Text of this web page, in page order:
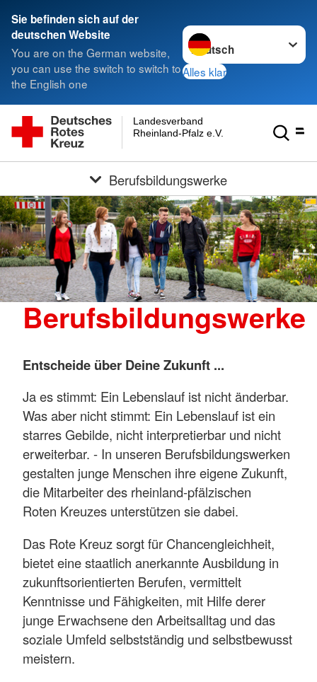
Sie befinden sich auf der
deutschen Website
You are on the German website,
you can use the switch to switch to
the English one
Sprache wechseln zu
Alles klar
Rheinland-Pfalz e.V.
Landesverband
Berufsbildungswerke
Berufsbildungswerke
Entscheide über Deine Zukunft ...
Ja es stimmt: Ein Lebenslauf ist nicht änderbar.
Was aber nicht stimmt: Ein Lebenslauf ist ein
starres Gebilde, nicht interpretierbar und nicht
erweiterbar. - In unseren Berufsbildungswerken
gestalten junge Menschen ihre eigene Zukunft,
die Mitarbeiter des rheinland-pfälzischen
Roten Kreuzes unterstützen sie dabei.
Das Rote Kreuz sorgt für Chancengleichheit,
bietet eine staatlich anerkannte Ausbildung in
zukunftsorientierten Berufen, vermittelt
Kenntnisse und Fähigkeiten, mit Hilfe derer
junge Erwachsene den Arbeitsalltag und das
soziale Umfeld selbstständig und selbstbewusst
meistern.